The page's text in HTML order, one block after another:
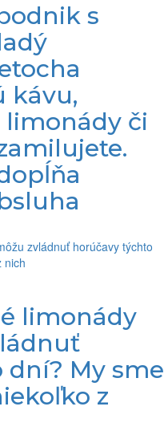
s
kávu,
či
limonády
My sme
z